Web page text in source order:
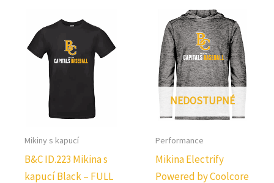
Mikiny s kapucí
B&C ID.223 Mikina s
kapucí Black – FULL
NEDOSTUPNÉ
Performance
Mikina Electrify
Powered by Coolcore